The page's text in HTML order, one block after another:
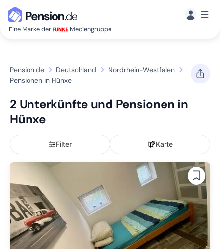
Eine Marke der Mediengruppe
☰
Pension.de Deutschland
Nordrhein-Westfalen
Pensionen in Hünxe
2 Unterkünfte und Pensionen in
Hünxe
Filter Karte